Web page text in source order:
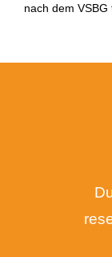
nach dem VSBG